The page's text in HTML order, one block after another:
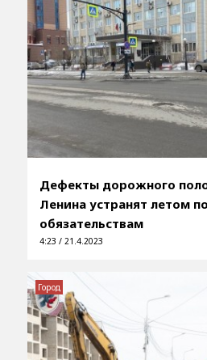
Дефекты дорожного
Ленина устранят летом
обязательствам
4:23 / 21.4.2023
Город